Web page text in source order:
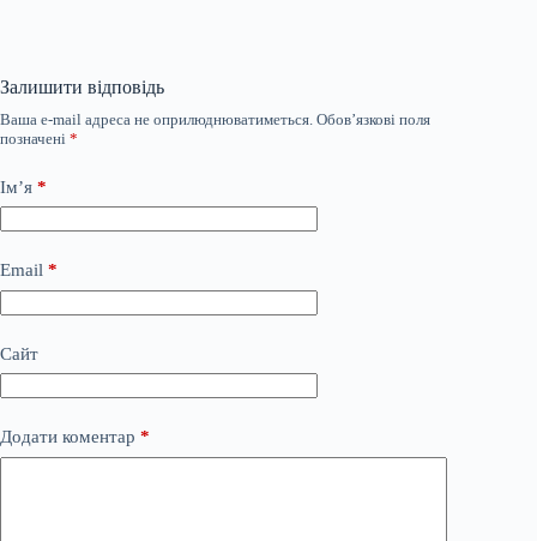
Залишити відповідь
Ваша e-mail адреса не оприлюднюватиметься. Обов’язкові поля
позначені *
Ім’я *
Email *
Сайт
Додати коментар *